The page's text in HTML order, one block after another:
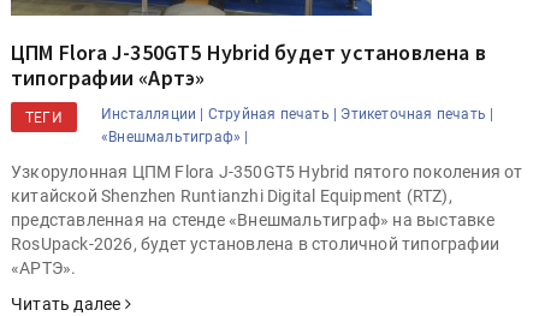
ЦПМ Flora J-350GT5 Hybrid будет установлена в
типографии «Артэ»
ТЕГИ Инсталляции | Струйная печать |
Этикеточная печать |
«Внешмальтиграф» |
Узкорулонная ЦПМ Flora J-350GT5 Hybrid пятого поколения от
китайской Shenzhen Runtianzhi Digital Equipment (RTZ),
представленная на стенде «Внешмальтиграф» на выставке
RosUpack-2026, будет установлена в столичной типографии
«АРТЭ».
Читать далее